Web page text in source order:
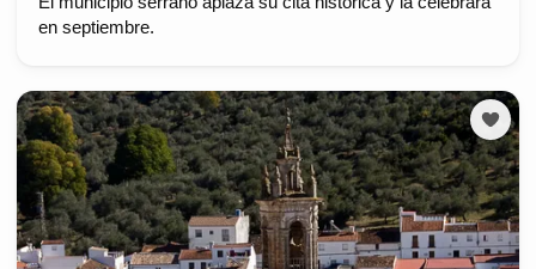
en septiembre.